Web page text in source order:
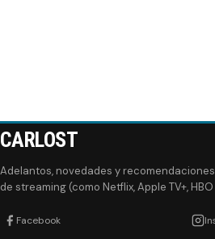
CARLOST
Adelantos, novedades y
de streaming (como Netflix, Apple TV+, HBO
Facebook